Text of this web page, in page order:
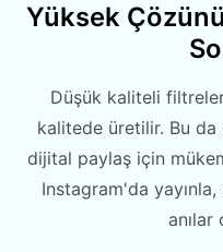
Yüksek
Düşük kaliteli
kalitede üretilir. Bu da
dijital paylaş için
Instagram'da